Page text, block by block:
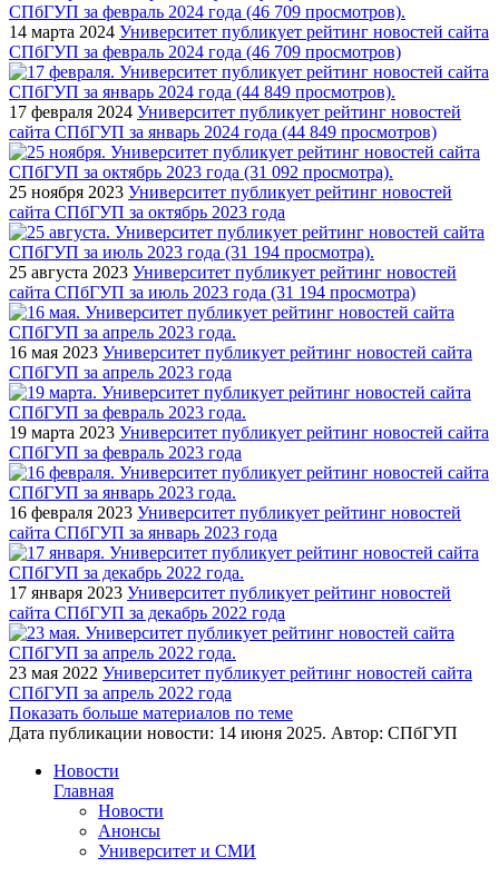
14 марта 2024 Университет публикует рейтинг новостей сайта
СПбГУП за февраль 2024 года (46 709 просмотров)
17 февраля 2024 Университет публикует рейтинг новостей
сайта СПбГУП за январь 2024 года (44 849 просмотров)
25 ноября 2023 Университет публикует рейтинг новостей
сайта СПбГУП за октябрь 2023 года
25 августа 2023 Университет публикует рейтинг новостей
сайта СПбГУП за июль 2023 года (31 194 просмотра)
16 мая 2023 Университет публикует рейтинг новостей сайта
СПбГУП за апрель 2023 года
19 марта 2023 Университет публикует рейтинг новостей сайта
СПбГУП за февраль 2023 года
16 февраля 2023 Университет публикует рейтинг новостей
сайта СПбГУП за январь 2023 года
17 января 2023 Университет публикует рейтинг новостей
сайта СПбГУП за декабрь 2022 года
23 мая 2022 Университет публикует рейтинг новостей сайта
СПбГУП за апрель 2022 года
Показать больше материалов по теме
Дата публикации новости: 14 июня 2025. Автор: СПбГУП
Новости
Главная
Новости
Анонсы
Университет и СМИ